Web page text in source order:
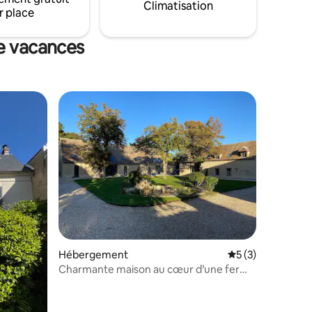
place
Climatisation
vacances
: 5 sur 5
Hébergement Évaluation
5 (3)
Charmante maison au cœur d’une ferme